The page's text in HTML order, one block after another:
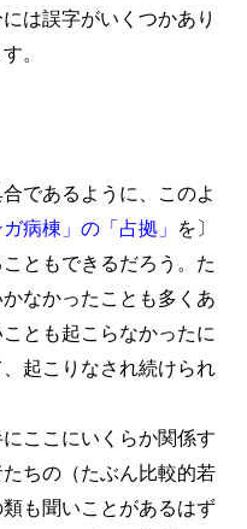
は誤字がいくつかあり
。
であるように、このよ
病棟」の「占拠」 を〕
ともできるだろう。た
なかったことも多くあ
とも起こらなかったに
起こりなされ続けられ
ここにいくらか関係す
ちの（たぶん比較的若
も聞いことがあるはず